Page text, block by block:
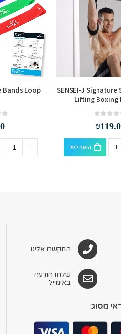
SENSEI-J Signature
Lifting Boxing
₪
הוסף לסל
Bands Loop
התקשרו אלינו
שלחו הודעה
באימייל
מסוג: